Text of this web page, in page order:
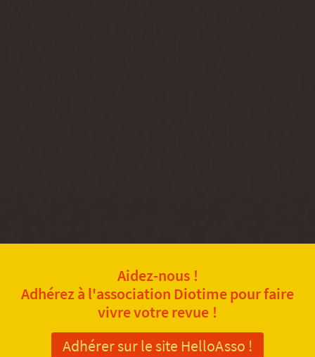
Aidez-nous !
Adhérez à l'association Diotime pour faire
vivre votre revue !
Adhérer sur le site HelloAsso !